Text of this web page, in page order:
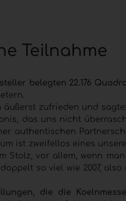
Teilnahme
belegten 22.176
zufrieden und
das uns nicht
authentischen
ist zweifellos eines
Stolz, vor allem, wenn
so viel wie 2007,
die die